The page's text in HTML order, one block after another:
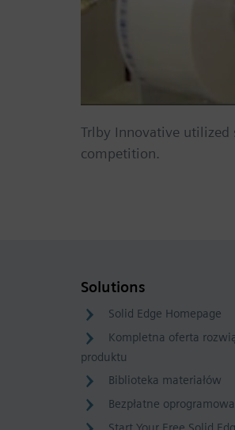
Trlby Innovative
competition.
Solutions
Solid Edge Homepage
Kompletna oferta
produktu
Biblioteka materiałów
Bezpłatne